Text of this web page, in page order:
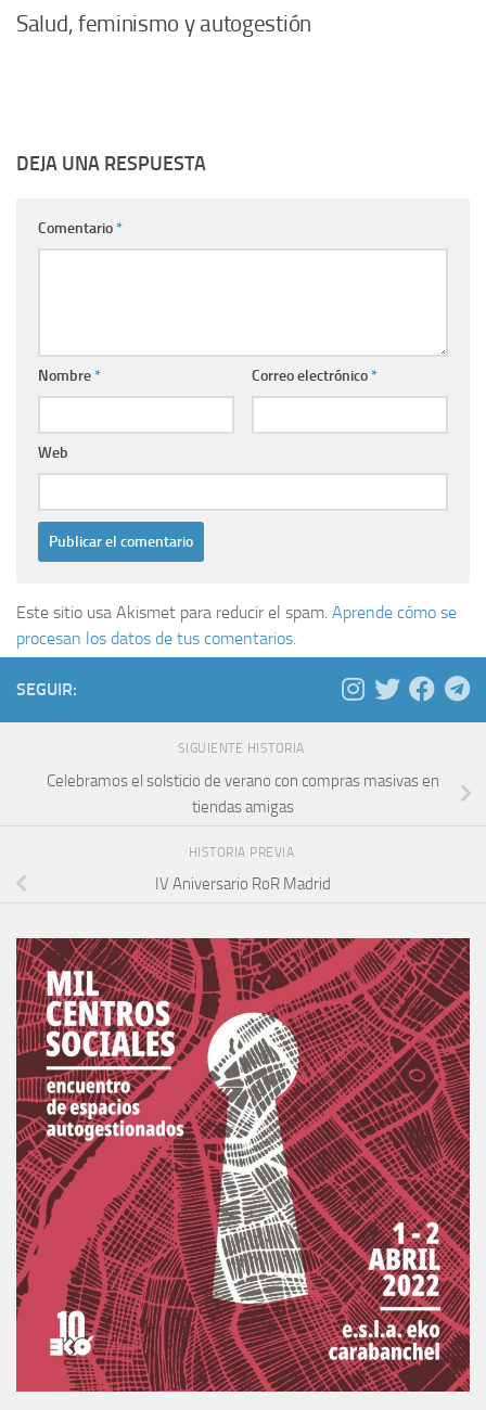
Salud, feminismo y autogestión
DEJA UNA RESPUESTA
Comentario*
Nombre* Correo electrónico*
Web
Este sitio usa Akismet para reducir el spam. Aprende cómo se
procesan los datos de tus comentarios.
SEGUIR:
SIGUIENTE HISTORIA
Celebramos el solsticio de verano con compras masivas en
tiendas amigas
HISTORIA PREVIA
IV Aniversario RoR Madrid